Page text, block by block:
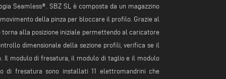
Seamless®. SBZ SL è composta da un magazzino
della pinza per bloccare il profilo. Grazie al
alla posizione iniziale permettendo al caricatore
dimensionale della sezione profili, verifica se il
modulo di fresatura, il modulo di taglio e il modulo
di fresatura sono installati 11 elettromandrini che